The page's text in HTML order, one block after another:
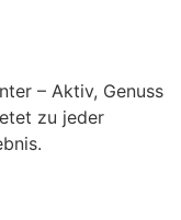
– Aktiv, Genuss
zu jeder